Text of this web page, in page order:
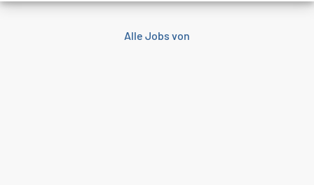
Alle Jobs von